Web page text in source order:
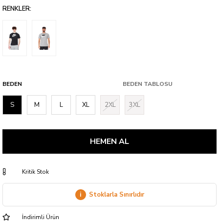
RENKLER:
BEDEN BEDEN TABLOSU
S M L XL 2XL 3XL
Kritik Stok
i Stoklarla Sınırlıdır
İndirimli Ürün